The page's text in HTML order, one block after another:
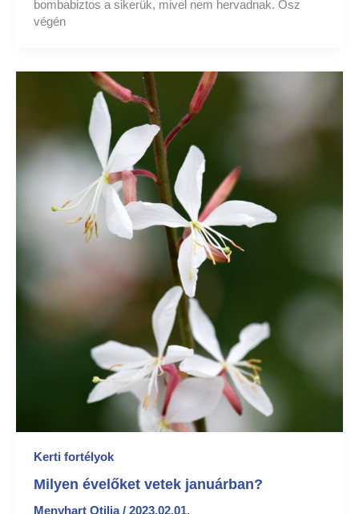
bombabiztos a sikerük, mivel nem hervadnak. Ősz
végén
Kerti fortélyok
Milyen évelőket vetek januárban?
Menyhart Otilia/ 2023.02.01.